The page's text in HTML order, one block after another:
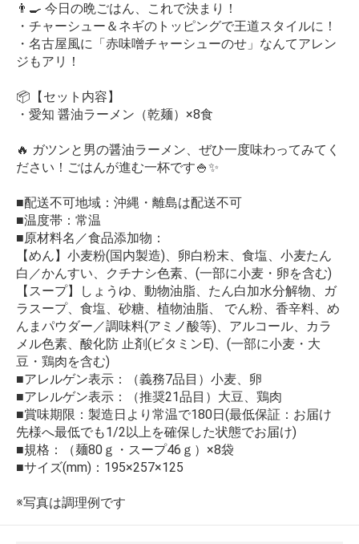
👨‍🍳 今日の晩ごはん、これで決まり！
・チャーシュー＆ネギのトッピングで王道スタイルに！
・名古屋風に「赤味噌チャーシューのせ」なんてアレン
ジもアリ！
📦【セット内容】
・愛知 醤油ラーメン（乾麺）×8食
🔥 ガツンと男の醤油ラーメン、ぜひ一度味わってみてく
ださい！ごはんが進む一杯です🍚✨
■配送不可地域：沖縄・離島は配送不可
■温度帯：常温
■原材料名／食品添加物：
【めん】小麦粉(国内製造)、卵白粉末、食塩、小麦たん
白／かんすい、クチナシ色素、(一部に小麦・卵を含む)
【スープ】しょうゆ、動物油脂、たん白加水分解物、ガ
ラスープ、食塩、砂糖、植物油脂、 でん粉、香辛料、め
んまパウダー／調味料(アミノ酸等)、アルコール、カラ
メル色素、酸化防 止剤(ビタミンE)、(一部に小麦・大
豆・鶏肉を含む)
■アレルゲン表示：（義務7品目）小麦、卵
■アレルゲン表示：（推奨21品目）大豆、鶏肉
■賞味期限：製造日より常温で180日(最低保証：お届け
先様へ最低でも1/2以上を確保した状態でお届け)
■規格：（麺80ｇ・スープ46ｇ）×8袋
■サイズ(mm)：195×257×125
※写真は調理例です